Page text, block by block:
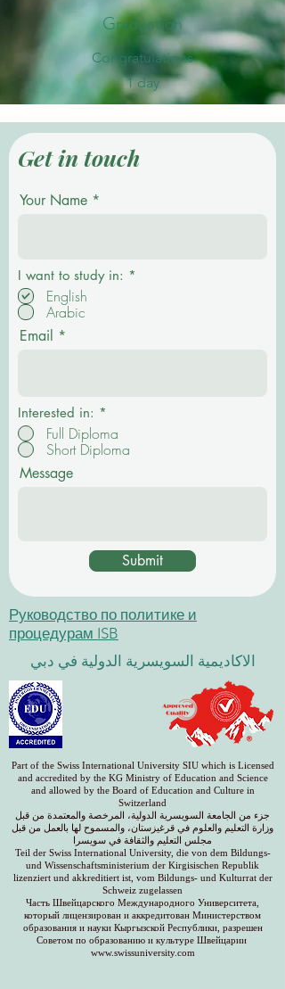
Graduation
​Congratulations
1 day
Get in touch
Your Name
I want to study in: *
English
Arabic
Email
Interested in: *
Full Diploma
Short Diploma
Message
Submit
Руководство по политике и
процедурам ISB
الاكاديمية السويسرية الدولية في دبي
Part of the Swiss International University SIU which is Licensed
and accredited by the KG Ministry of Education and Science
and allowed by the Board of Education and Culture in
Switzerland
جزء من الجامعة السويسرية الدولية، المرخصة والمعتمدة من قبل
وزارة التعليم والعلوم في قرغيزستان، والمسموح لها بالعمل من قبل
مجلس التعليم والثقافة في سويسرا
Teil der Swiss International University, die von dem Bildungs-
und Wissenschaftsministerium der Kirgisischen Republik
lizenziert und akkreditiert ist, vom Bildungs- und Kulturrat der
Schweiz zugelassen
Часть Швейцарского Международного Университета,
который лицензирован и аккредитован Министерством
образования и науки Кыргызской Республики, разрешен
Советом по образованию и культуре Швейцарии
www.swissuniversity.com